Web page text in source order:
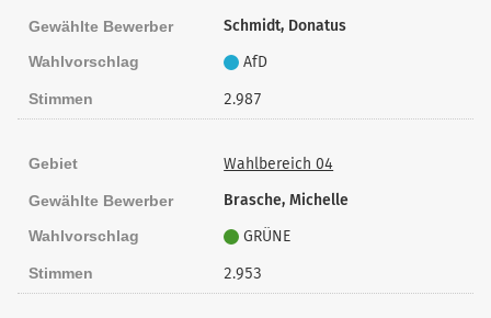
Gewählte Bewerber Schmidt, Donatus
Wahlvorschlag AfD
Stimmen 2.987
Gebiet Wahlbereich 04
Gewählte Bewerber Brasche, Michelle
Wahlvorschlag GRÜNE
Stimmen 2.953